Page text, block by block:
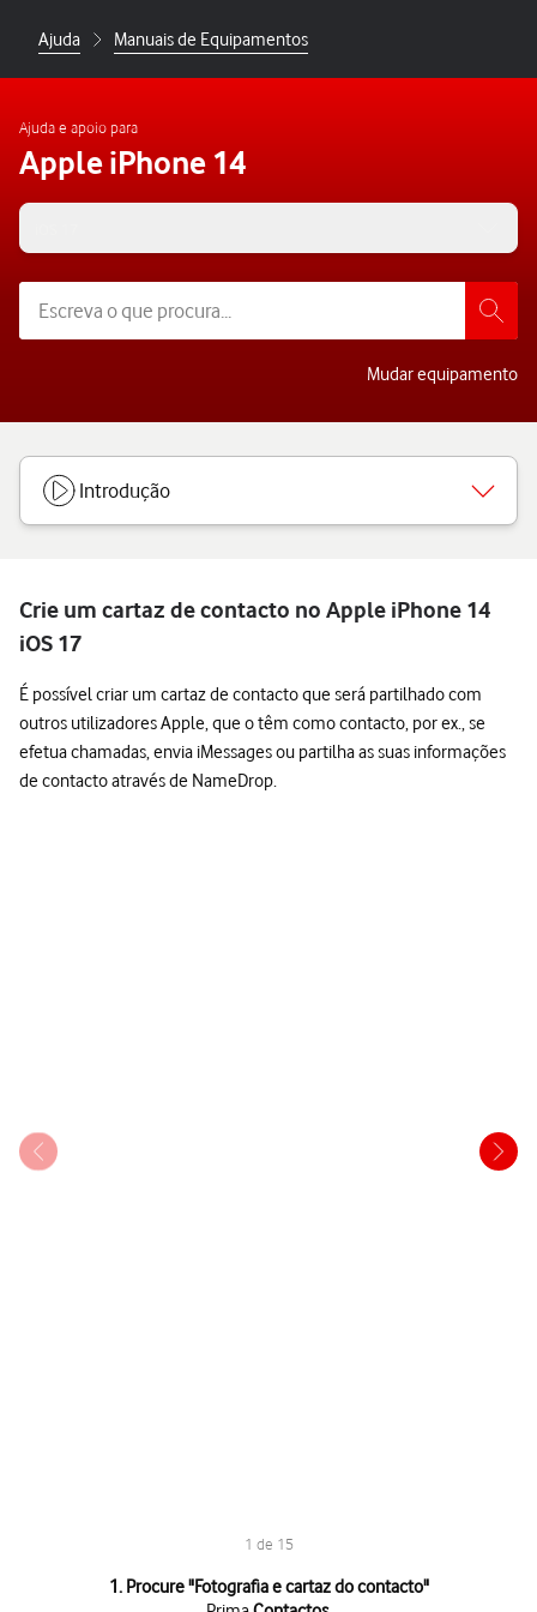
Ajuda Manuais de Equipamentos
Ajuda e apoio para
Apple iPhone 14
Mudar equipamento
Introdução
Crie um cartaz de contacto no Apple iPhone 14
iOS 17
É possível criar um cartaz de contacto que será partilhado com
outros utilizadores Apple, que o têm como contacto, por ex., se
efetua chamadas, envia iMessages ou partilha as suas informações
de contacto através de NameDrop.
1 de 15
1. Procure "Fotografia e cartaz do contacto"